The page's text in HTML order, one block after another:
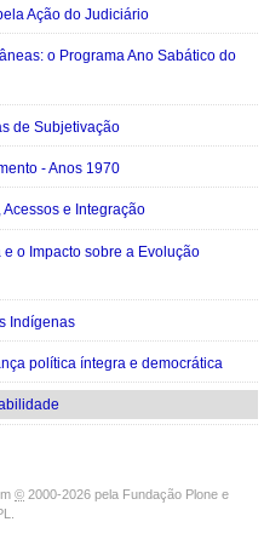
Ação do Judiciário
o Programa Ano Sabático do
de Subjetivação
- Anos 1970
e Integração
o Impacto sobre a Evolução
Indígenas
política íntegra e democrática
© 2000-2026 pela Fundação Plone e